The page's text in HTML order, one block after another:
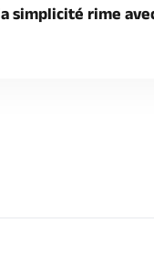
simplicité rime